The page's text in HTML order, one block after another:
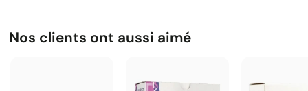
Nos clients ont aussi aimé